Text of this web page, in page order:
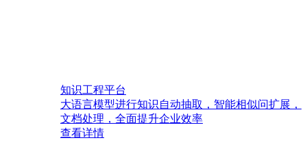
知识工程平台
大语言模型进行知识自动抽取，智能相似问扩展，
文档处理，全面提升企业效率
查看详情